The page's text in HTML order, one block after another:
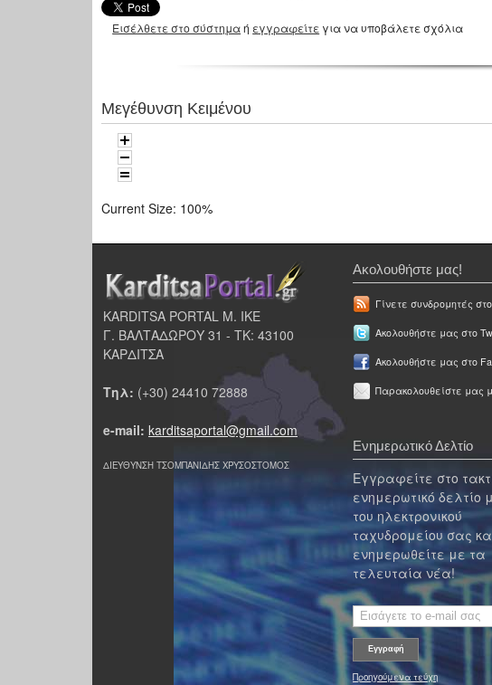
Εισέλθετε στο σύστημαή εγγραφείτε για να υποβάλετε σχόλια
Μεγέθυνση Κειμένου
Current Size: 100%
KARDITSA PORTAL Μ. ΙΚΕ
Γ. ΒΑΛΤΑΔΩΡΟΥ 31 - ΤΚ: 43100
ΚΑΡΔΙΤΣΑ
Τηλ: (+30) 24410 72888
e-mail: karditsaportal@gmail.com
ΔΙΕΥΘΥΝΣΗ ΤΣΟΜΠΑΝΙΔΗΣ ΧΡΥΣΟΣΤΟΜΟΣ
Ακολουθήστε μας!
Γίνετε συνδρομητές
Ακολουθήστε μας στο
Ακολουθήστε μας στο
Παρακολουθείστε μας
Ενημερωτικό Δελτίο
Εγγραφείτε στο
ενημερωτικό δελτίο
του ηλεκτρονικού
ταχυδρομείου σας
ενημερωθείτε με τα
τελευταία νέα!
Προηγούμενα τεύχη